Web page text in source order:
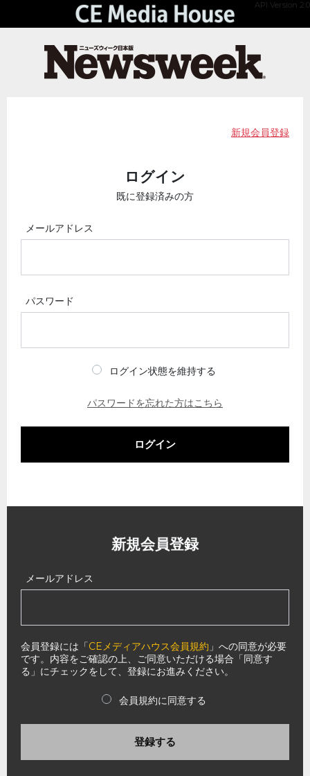
API Version 2.0
新規会員登録
ログイン
既に登録済みの方
メールアドレス
パスワード
ログイン状態を維持する
パスワードを忘れた方はこちら
ログイン
新規会員登録
メールアドレス
会員登録には「CEメディアハウス会員規約 」への同意が必要
です。内容をご確認の上、ご同意いただける場合「同意す
る」にチェックをして、登録にお進みください。
会員規約に同意する
登録する